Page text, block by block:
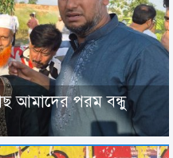
আমাদের পরম বন্ধু